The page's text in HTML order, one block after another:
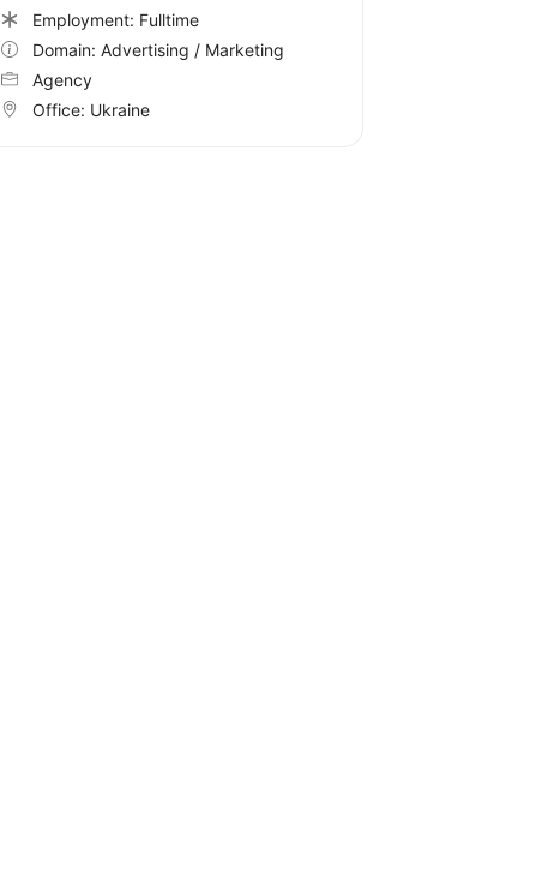
Employment: Fulltime
Domain: Advertising / Marketing
Agency
Office: Ukraine